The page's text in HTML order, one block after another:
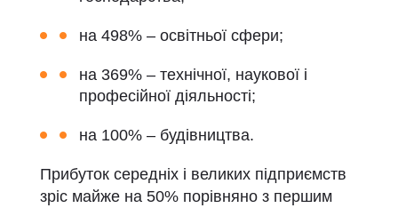
на 498% – освітньої сфери;
на 369% – технічної, наукової і
професійної діяльності;
на 100% – будівництва.
Прибуток середніх і великих підприємств
зріс майже на 50% порівняно з першим